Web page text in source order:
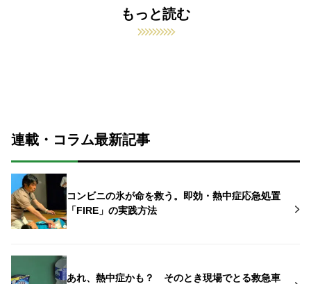
もっと読む
連載・コラム最新記事
コンビニの氷が命を救う。即効・熱中症応急処置
「FIRE」の実践方法
あれ、熱中症かも？ そのとき現場でとる救急車